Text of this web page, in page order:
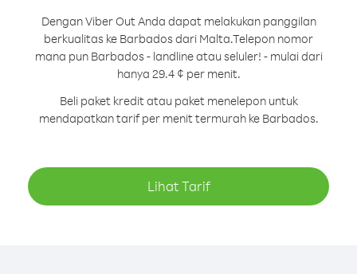
Dengan Viber Out Anda dapat melakukan panggilan
berkualitas ke Barbados dari Malta.Telepon nomor
mana pun Barbados - landline atau seluler! - mulai dari
hanya 29.4 ¢ per menit.
Beli paket kredit atau paket menelepon untuk
mendapatkan tarif per menit termurah ke Barbados.
Lihat Tarif